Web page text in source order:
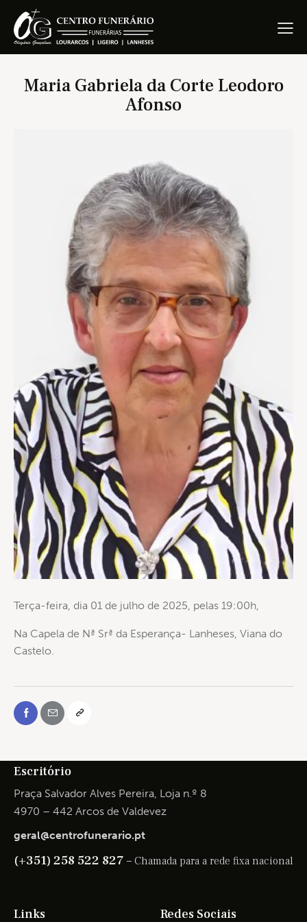
Maria Gabriela da Corte Leodoro
Afonso
Terça-feira, dia 01 de julho de 2025, pelas 19:00h,
Na Capela de Nª Srª da Esperança- Lanheses, Viana do
Castelo.
Escritório
Praça Salvador Alves Pereira, Loja n.º 8
4970 – 442 Arcos de Valdevez
geral@centrofunerario.pt
(+351) 258 522 827 – Chamada para a rede fixa nacional
Links Redes Sociais